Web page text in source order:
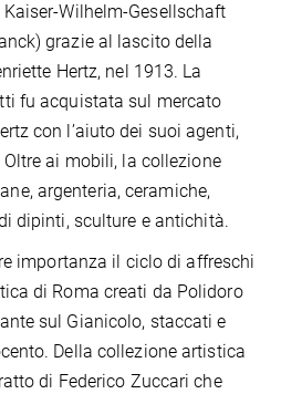
Wilhelm-Gesellschaft
grazie al lascito della
Hertz, nel 1913. La
fu acquistata sul mercato
con l’aiuto dei suoi agenti,
ai mobili, la collezione
argenteria, ceramiche,
dipinti, sculture e antichità.
importanza il ciclo di affreschi
di Roma creati da Polidoro
sul Gianicolo, staccati e
Della collezione artistica
di Federico Zuccari che